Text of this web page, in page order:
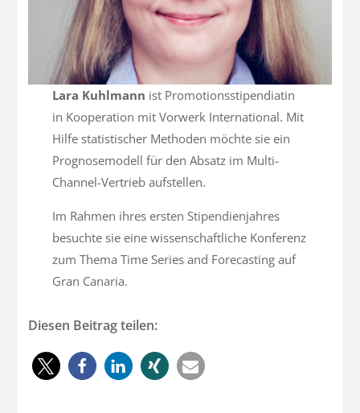
Lara Kuhlmann ist Promotionsstipendiatin
in Kooperation mit Vorwerk International. Mit
Hilfe statistischer Methoden möchte sie ein
Prognosemodell für den Absatz im Multi-
Channel-Vertrieb aufstellen.
Im Rahmen ihres ersten Stipendienjahres
besuchte sie eine wissenschaftliche Konferenz
zum Thema Time Series and Forecasting auf
Gran Canaria.
Diesen Beitrag teilen: